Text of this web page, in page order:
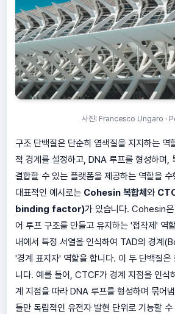
사진: Francesco Ungaro ·
구조 단백질은 단순히 염색질을 지지하는 역
적 경계를 설정하고, DNA 루프를 형성하며,
결합할 수 있는 플랫폼을 제공하는 역할을
대표적인 예시로는 Cohesin 복합체 와
binding factor)가 있습니다. Cohesin
어 루프 구조를 만들고 유지하는 '접착제' 역
내에서 특정 서열을 인식하여 TAD의 경계
'경계 표지자' 역할을 합니다. 이 두 단백질은
니다. 예를 들어, CTCF가 경계 지점을 인
계 지점을 따라 DNA 루프를 형성하며 묶어
들만 독립적인 유전자 발현 단위로 기능할